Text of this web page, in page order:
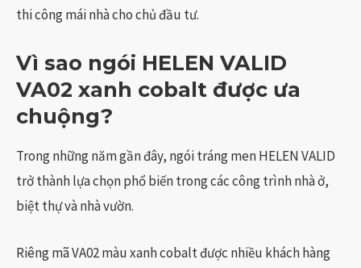
thi công mái nhà cho chủ đầu tư.
Vì sao ngói HELEN VALID
VA02 xanh cobalt được ưa
chuộng?
Trong những năm gần đây, ngói tráng men HELEN VALID
trở thành lựa chọn phổ biến trong các công trình nhà ở,
biệt thự và nhà vườn.
Riêng mã VA02 màu xanh cobalt được nhiều khách hàng